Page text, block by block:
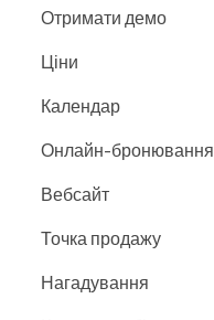
Отримати демо
Ціни
Календар
Онлайн-бронювання
Вебсайт
Точка продажу
Нагадування